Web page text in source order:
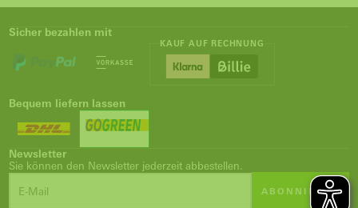
Sicher bezahlen mit
KAUF AUF RECHNUNG
Bequem liefern lassen
Newsletter
Sie können den Newsletter jederzeit abbestellen.
ABONNIEREN